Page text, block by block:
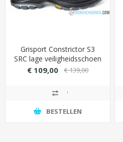
Grisport Constrictor S3
SRC lage veiligheidsschoen
met BOA-sluiting
€ 109,00 € 139,00
BESTELLEN